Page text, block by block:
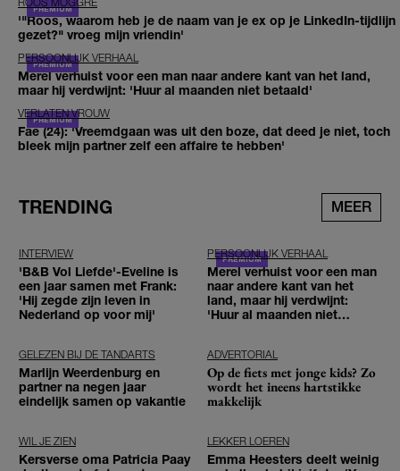
'"Roos, waarom heb je de naam van je ex op je LinkedIn-tijdlijn
gezet?" vroeg mijn vriendin'
PERSOONLIJK VERHAAL
Merel verhuist voor een man naar andere kant van het land,
maar hij verdwijnt: 'Huur al maanden niet betaald'
VERLATEN VROUW
Fae (24): 'Vreemdgaan was uit den boze, dat deed je niet, toch
bleek mijn partner zelf een affaire te hebben'
TRENDING MEER
INTERVIEW
'B&B Vol Liefde'-Eveline is
een jaar samen met Frank:
'Hij zegde zijn leven in
Nederland op voor mij'
PERSOONLIJK VERHAAL
Merel verhuist voor een man
naar andere kant van het
land, maar hij verdwijnt:
'Huur al maanden niet
GELEZEN BIJ DE TANDARTS
Marlijn Weerdenburg en
partner na negen jaar
eindelijk samen op vakantie
ADVERTORIAL
Op de fiets met jonge kids? Zo
wordt het ineens hartstikke
makkelijk
WIL JE ZIEN
Kersverse oma Patricia Paay
LEKKER LOEREN
Emma Heesters deelt weinig